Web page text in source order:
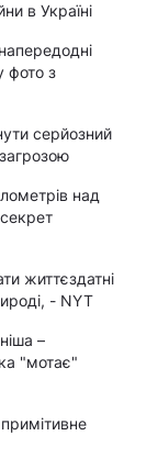
в Україні
фото з
серйозний
над
життєздатні
- NYT
–
"мотає"